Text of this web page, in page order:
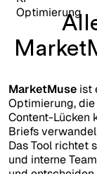
MarketMuse ist
Optimierung,
Content-Lücken
Briefs
Das Tool richtet
und interne